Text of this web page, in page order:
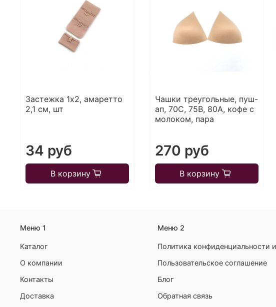
Застежка 1х2, амаретто
2,1 см, шт
34 руб
В корзину
Чашки треугольные, пуш-
ап, 70C, 75В, 80A, кофе с
молоком, пара
270 руб
В корзину
Меню 1
Каталог
О компании
Контакты
Доставка
Меню 2
Политика конфиденциальности
Пользовательское соглашение
Блог
Обратная связь